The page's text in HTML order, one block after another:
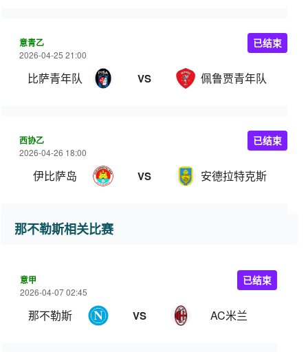
意青乙
2026-04-25 21:00
比萨青年队 VS 佩鲁贾青年队
已结束
西协乙
2026-04-26 18:00
伊比萨岛 VS 安德拉特克斯
已结束
那不勒斯相关比赛
意甲
2026-04-07 02:45
那不勒斯 VS AC米兰
已结束